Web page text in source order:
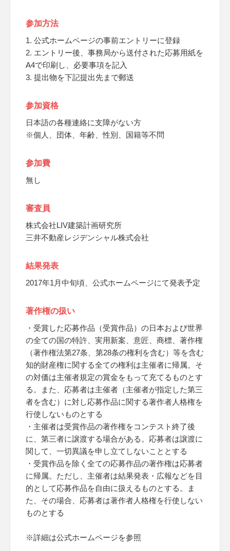
参加方法
1. 公式ホームページの事前エントリーに登録
2. エントリー後、事務局から送付された応募用紙を
A4で印刷し、必要事項を記入
3. 提出物を下記提出先まで郵送
参加資格
日本語の各種連絡に支障がない方
※個人、団体、年齢、性別、国籍等不問
参加費
無し
審査員
株式会社LIV建築計画研究所
三井不動産レジデンシャル株式会社
結果発表
2017年1月中旬頃、公式ホームページにて発表予定
著作権の扱い
・受賞した応募作品（受賞作品）の日本および世界
の全ての国の特許、実用新案、意匠、商標、著作権
（著作権法第27条、第28条の権利を含む）等を含む
知的財産権に関する全ての権利は主催者に帰属。そ
の対価は主催者規定の賞金をもって充てるものとす
る。また、応募者は主催者（主催者が指定した第三
者を含む）に対し応募作品に関する著作者人格権を
行使しないものとする
・主催者は受賞作品の著作権をコンテスト終了後
に、第三者に譲渡する場合がある。応募者は譲渡に
関して、一切異議を申し立てしないこととする
・受賞作品を除く全ての応募作品の著作権は応募者
に帰属。ただし、主催者は結果発表・広報などを目
的として応募作品を自由に扱えるものとする。ま
た、その場合、応募者は著作者人格権を行使しない
ものとする
※詳細は公式ホームページを参照